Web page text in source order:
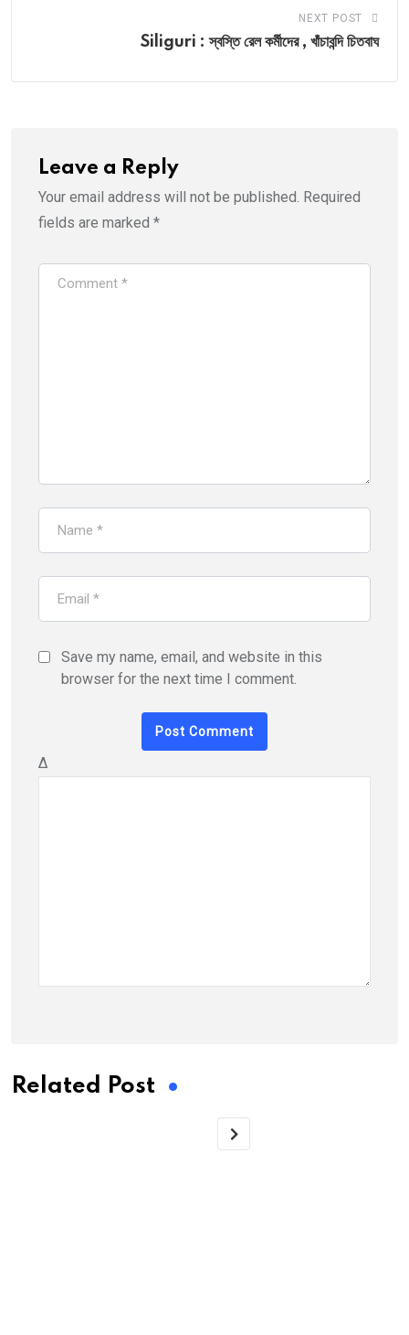
NEXT POST
Siliguri : স্বস্তি রেল কর্মীদের , খাঁচাবন্দি চিতবাঘ
Leave a Reply
Your email address will not be published. Required
fields are marked *
Save my name, email, and website in this
browser for the next time I comment.
Δ
Related Post